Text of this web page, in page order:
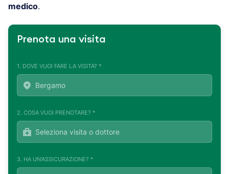
medico.
Prenota una visita
1. DOVE VUOI FARE LA VISITA? *
2. COSA VUOI PRENOTARE? *
3. HA UN'ASSICURAZIONE? *